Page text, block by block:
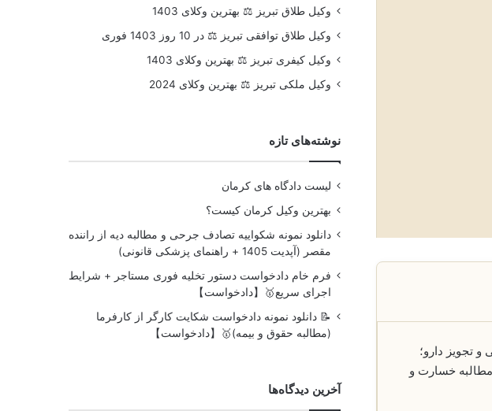
تجویز دارو؛
خسارت و
وکیل طلاق تبریز ⚖️ بهترین وکلای 1403
وکیل طلاق توافقی تبریز ⚖️ در 10 روز 1403 فوری
وکیل کیفری تبریز ⚖️ بهترین وکلای 1403
وکیل ملکی تبریز ⚖️ بهترین وکلای 2024
نوشته‌های تازه
لیست دادگاه های کرمان
بهترین وکیل کرمان کیست؟
دانلود نمونه شکواییه تصادف جرحی و مطالبه دیه از راننده
مقصر (آپدیت 1405 + راهنمای پزشکی قانونی)
فرم خام دادخواست دستور تخلیه فوری مستاجر + شرایط
اجرای سریع🥇【دادخواست】
📝 دانلود نمونه دادخواست شکایت کارگر از کارفرما
(مطالبه حقوق و بیمه)🥇【دادخواست】
آخرین دیدگاه‌ها